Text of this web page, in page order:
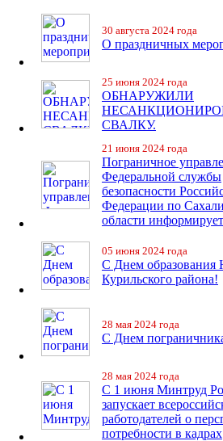
30 августа 2024 года
О праздничных
25 июня 2024 года
ОБНАРУЖИЛИ
СВАЛКУ.
21 июня 2024 года
Пограничное
Федеральной службы
безопасности
Федерации по
области информирует
05 июня 2024 года
С Днем
Курильского района!
28 мая 2024 года
С Днем
28 мая 2024 года
С 1 июня Минтруд
запускает
работодателей о
потребности в кадрах